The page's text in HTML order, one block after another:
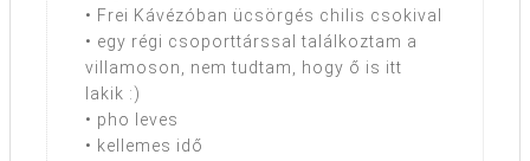
• Frei Kávézóban ücsörgés chilis csokival
• egy régi csoporttárssal találkoztam a
villamoson, nem tudtam, hogy ő is itt
lakik :)
• pho leves
• kellemes idő